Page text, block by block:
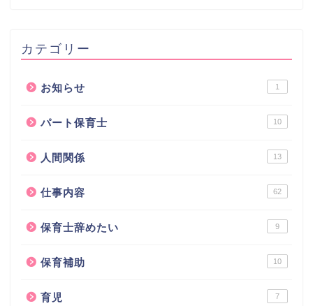
カテゴリー
お知らせ 1
パート保育士 10
人間関係 13
仕事内容 62
保育士辞めたい 9
保育補助 10
育児 7